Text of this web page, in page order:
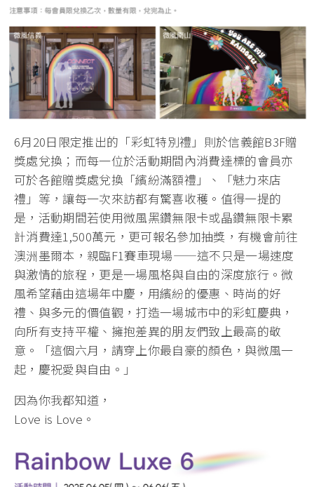
6月20日限定推出的「彩虹特別禮」則於信義館B3F贈
獎處兌換；而每一位於活動期間內消費達標的會員亦
可於各館贈獎處兌換「繽紛滿額禮」、「魅力來店
禮」等，讓每一次來訪都有驚喜收穫。值得一提的
是，活動期間若使用微風黑鑽無限卡或晶鑽無限卡累
計消費達1,500萬元，更可報名參加抽獎，有機會前往
澳洲墨爾本，親臨F1賽車現場——這不只是一場速度
與激情的旅程，更是一場風格與自由的深度旅行。微
風希望藉由這場年中慶，用繽紛的優惠、時尚的好
禮、與多元的價值觀，打造一場城市中的彩虹慶典，
向所有支持平權、擁抱差異的朋友們致上最高的敬
意。「這個六月，請穿上你最自豪的顏色，與微風一
起，慶祝愛與自由。」
因為你我都知道，
Love is Love。